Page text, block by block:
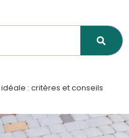
: critères et conseils